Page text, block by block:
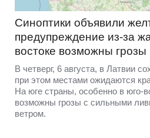
Синоптики объявили
предупреждение из-за
востоке возможны грозы
В четверг, 6 августа, в Латвии
при этом местами ожидаются
На юге страны, особенно в юго-
возможны грозы с сильными
ветром.